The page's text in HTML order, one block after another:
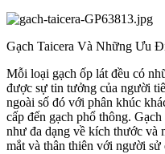
Gạch Taicera Và Những Ưu
Mỗi loại gạch ốp lát đều có
được sự tin tưởng của người
ngoài số đó với phân khúc
cấp đến gạch phổ thông.
như đa dạng về kích thước và
mắt và thân thiên với người sử